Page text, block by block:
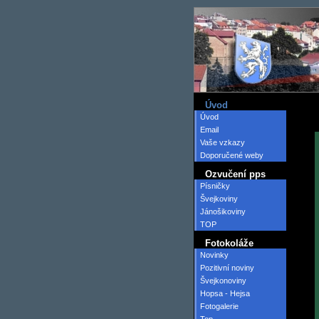
Úvod
Úvod
Email
Vaše vzkazy
Doporučené weby
Ozvučení pps
Písničky
Švejkoviny
Jánošikoviny
TOP
Fotokoláže
Novinky
Pozitivní noviny
Švejkonoviny
Hopsa - Hejsa
Fotogalerie